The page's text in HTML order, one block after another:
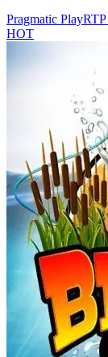
Pragmatic PlayRTP
HOT